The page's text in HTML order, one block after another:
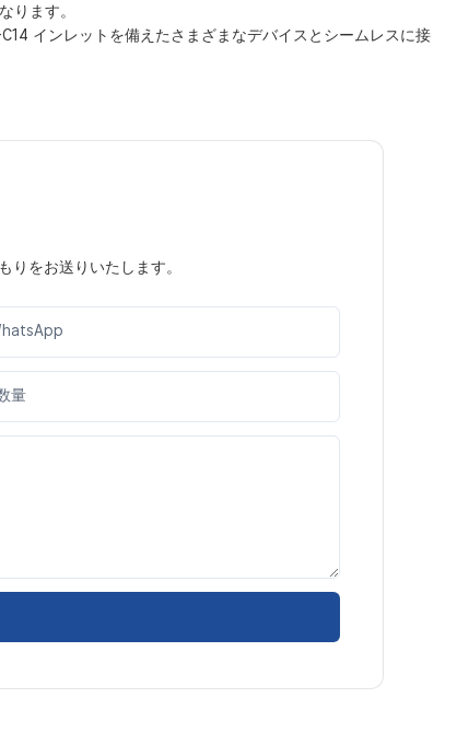
ります。
インレットを備えたさまざまなデバイスとシームレスに接
をお送りいたします。
量